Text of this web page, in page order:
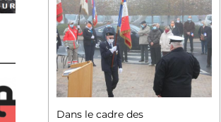
Dans le cadre des